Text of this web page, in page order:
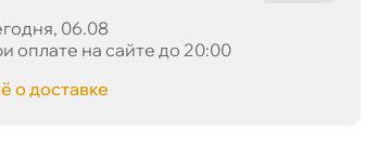
630 ₽
06.08
оплате на сайте до 20:00
о доставке